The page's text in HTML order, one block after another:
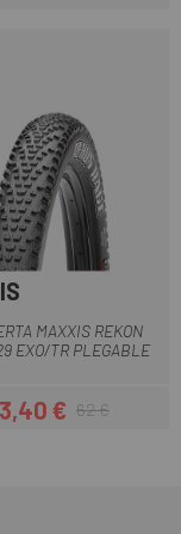
MAXXIS REKON
EXO/TR PLEGABLE
Precio
€
Precio regular
62 €